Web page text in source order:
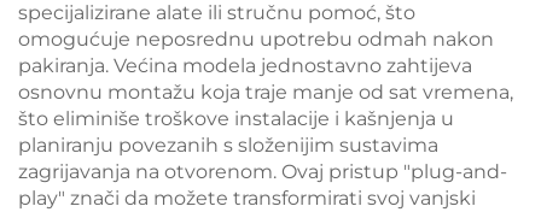
specijalizirane alate ili stručnu pomoć, što
omogućuje neposrednu upotrebu odmah nakon
pakiranja. Većina modela jednostavno zahtijeva
osnovnu montažu koja traje manje od sat vremena,
što eliminiše troškove instalacije i kašnjenja u
planiranju povezanih s složenijim sustavima
zagrijavanja na otvorenom. Ovaj pristup "plug-and-
play" znači da možete transformirati svoj vanjski